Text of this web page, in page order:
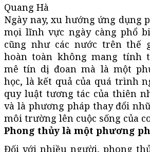
Quang Hà
Ngày nay, xu hướng ứng dụng
mọi lĩnh vực ngày càng phổ
cũng như các nước trên thế
hoàn toàn không mang tính
mê tín dị đoan mà là một
học, là kết quả của quá trình
quy luật tương tác của thiên
và là phương pháp thay đổi
môi trường lên cuộc sống của
Phong thủy là một phương
Đối với nhiều người, phong